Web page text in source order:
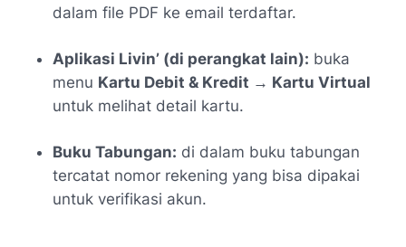
dalam file PDF ke email terdaftar.
Aplikasi Livin’ (di perangkat lain): buka
menu Kartu Debit & Kredit → Kartu Virtual
untuk melihat detail kartu.
Buku Tabungan: di dalam buku tabungan
tercatat nomor rekening yang bisa dipakai
untuk verifikasi akun.